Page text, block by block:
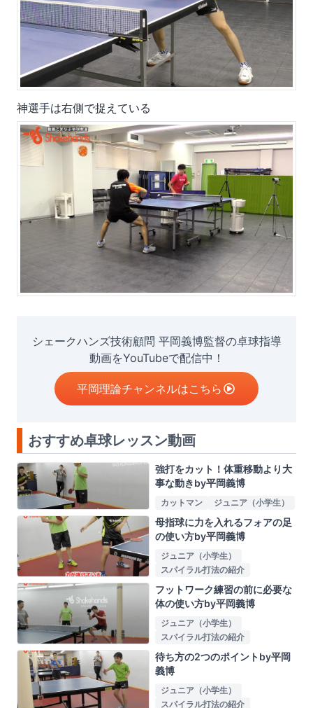
神選手は右側で捉えている
シェークハンズ技術顧問 平岡義博監督の卓球指導
動画をYouTubeで配信中！
平岡理論チャンネルはこちら
おすすめ卓球レッスン動画
強打をカット！体重移動より大
事な動きby平岡義博
カットマン ジュニア（小学生）
母指球に力を入れるフォアの足
の使い方by平岡義博
ジュニア（小学生）
スパイラル打法の紹介
フットワーク練習の前に必要な
体の使い方by平岡義博
ジュニア（小学生）
スパイラル打法の紹介
待ち方の2つのポイントby平岡
義博
ジュニア（小学生）
スパイラル打法の紹介